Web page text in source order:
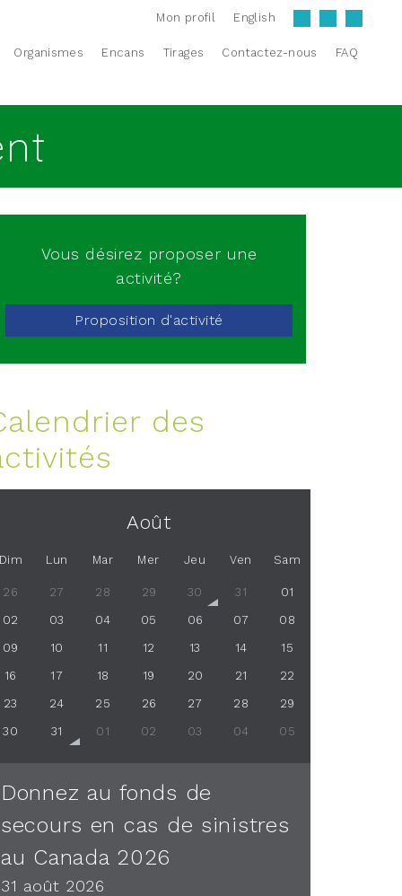
Organismes Encans Tirages Contactez-nous FAQ
Mon profil English
Vous désirez proposer une
activité?
Proposition d'activité
des
Août
Dim Lun Mar Mer Jeu Ven Sam
26 27 28 29 30 31 01
02 03 04 05 06 07 08
09 10 11 12 13 14 15
16 17 18 19 20 21 22
23 24 25 26 27 28 29
30 31 01 02 03 04 05
Donnez au fonds de
secours en cas de sinistres
au Canada 2026
31 août 2026